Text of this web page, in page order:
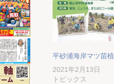
平砂浦海岸マツ苗
2021年2月13日
トピックス